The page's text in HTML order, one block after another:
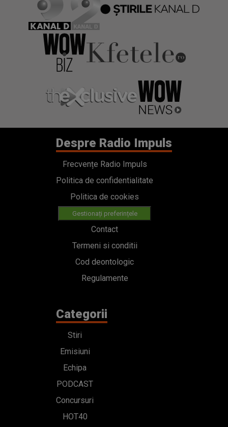
Despre Radio Impuls
Frecvențe Radio Impuls
Politica de confidentialitate
Politica de cookies
Gestionați preferințele
Contact
Termeni si conditii
Cod deontologic
Regulamente
Categorii
Stiri
Emisiuni
Echipa
PODCAST
Concursuri
HOT40